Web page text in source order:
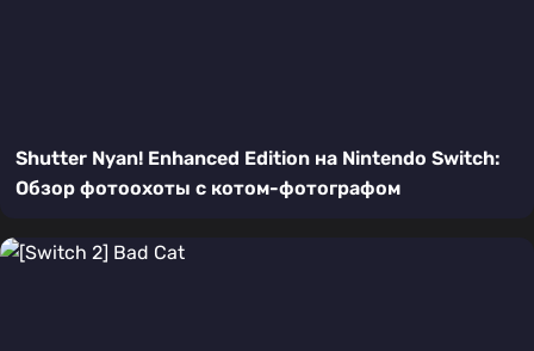
Shutter Nyan! Enhanced Edition на Nintendo Switch:
Обзор фотоохоты с котом-фотографом